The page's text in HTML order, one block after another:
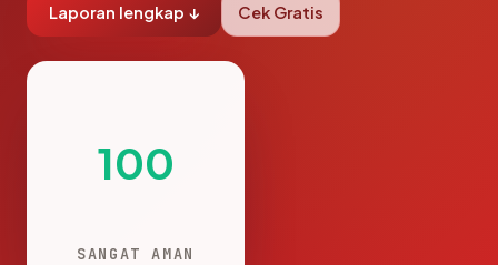
Laporan lengkap ↓ Cek Gratis
100
SANGAT AMAN